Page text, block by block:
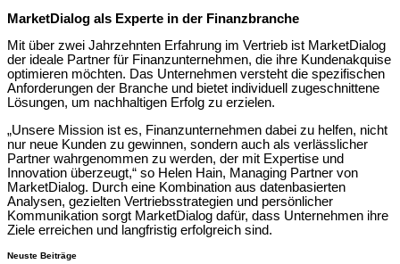
MarketDialog als Experte in der Finanzbranche
Mit über zwei Jahrzehnten Erfahrung im Vertrieb ist MarketDialog
der ideale Partner für Finanzunternehmen, die ihre Kundenakquise
optimieren möchten. Das Unternehmen versteht die spezifischen
Anforderungen der Branche und bietet individuell zugeschnittene
Lösungen, um nachhaltigen Erfolg zu erzielen.
„Unsere Mission ist es, Finanzunternehmen dabei zu helfen, nicht
nur neue Kunden zu gewinnen, sondern auch als verlässlicher
Partner wahrgenommen zu werden, der mit Expertise und
Innovation überzeugt,“ so Helen Hain, Managing Partner von
MarketDialog. Durch eine Kombination aus datenbasierten
Analysen, gezielten Vertriebsstrategien und persönlicher
Kommunikation sorgt MarketDialog dafür, dass Unternehmen ihre
Ziele erreichen und langfristig erfolgreich sind.
Neuste Beiträge